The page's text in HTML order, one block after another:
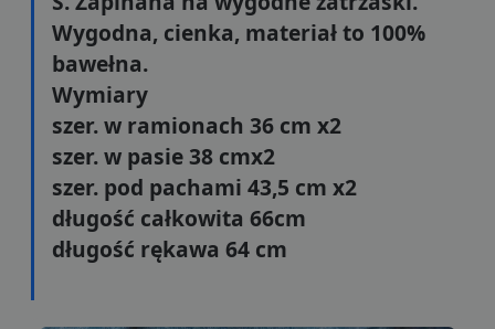
Wygodna, cienka, materiał to 100%
bawełna.
Wymiary
szer. w ramionach 36 cm x2
szer. w pasie 38 cmx2
szer. pod pachami 43,5 cm x2
długość całkowita 66cm
długość rękawa 64 cm